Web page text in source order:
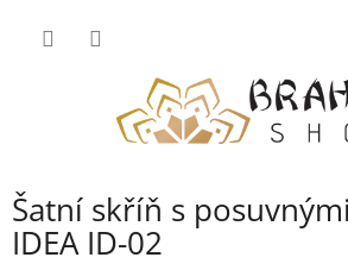
Šatní skříň s
IDEA ID-02